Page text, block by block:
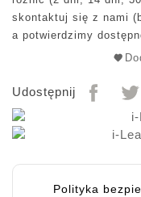
skontaktuj się z nami (
a potwierdzimy
Udostępnij
Polityka